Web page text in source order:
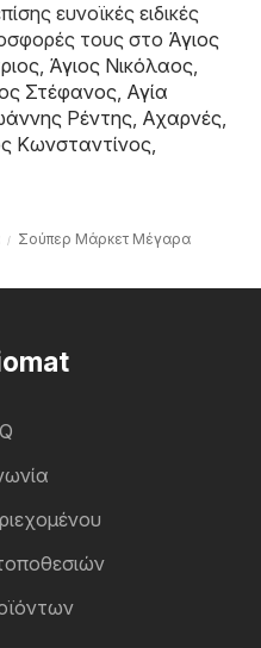
ευνοϊκές ειδικές
τους στο Άγιος
, Άγιος Νικόλαος,
Στέφανος, Αγία
Ρέντης, Αχαρνές,
Κωνσταντίνος,
Σούπερ Μάρκετ Μέγαρα